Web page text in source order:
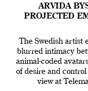
ARVIDA
PROJECTED
The Swedish artist
blurred intimacy
animal-coded
of desire and
view at